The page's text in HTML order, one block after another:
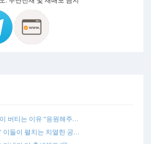
버티는 이유 “응원해주…
이들이 펼치는 치열한 공…